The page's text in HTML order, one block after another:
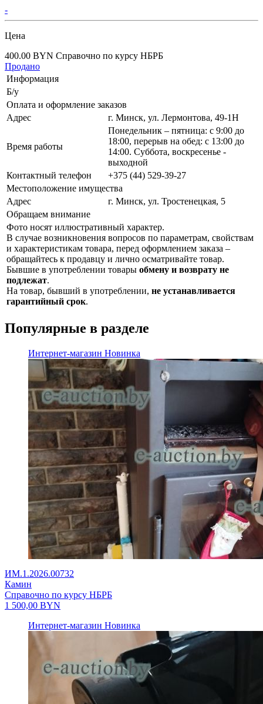
-
Цена
400.00 BYN Справочно по курсу НБРБ
Продано
Информация
Б/у
Оплата и оформление заказов
Адрес
г. Минск, ул. Лермонтова, 49-1Н
Время работы
Понедельник – пятница: с 9:00 до
18:00, перерыв на обед: с 13:00 до
14:00. Суббота, воскресенье -
выходной
Контактный телефон
+375 (44) 529-39-27
Местоположение имущества
Адрес
г. Минск, ул. Тростенецкая, 5
Обращаем внимание
Фото носят иллюстративный характер.
В случае возникновения вопросов по параметрам, свойствам
и характеристикам товара, перед оформлением заказа –
обращайтесь к продавцу и лично осматривайте товар.
Бывшие в употреблении товары обмену и возврату не
подлежат.
На товар, бывший в употреблении, не устанавливается
гарантийный срок.
Популярные в разделе
Интернет-магазин Новинка
ИМ.1.2026.00732
Камин
Справочно по курсу НБРБ
1 500,00 BYN
Интернет-магазин Новинка